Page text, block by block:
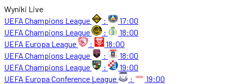
Wyniki Live
UEFA Champions League
:
17:00
UEFA Champions League
:
18:00
UEFA Europa League
:
18:00
UEFA Champions League
:
18:00
UEFA Champions League
:
19:00
UEFA Europa Conference League
:
19:00